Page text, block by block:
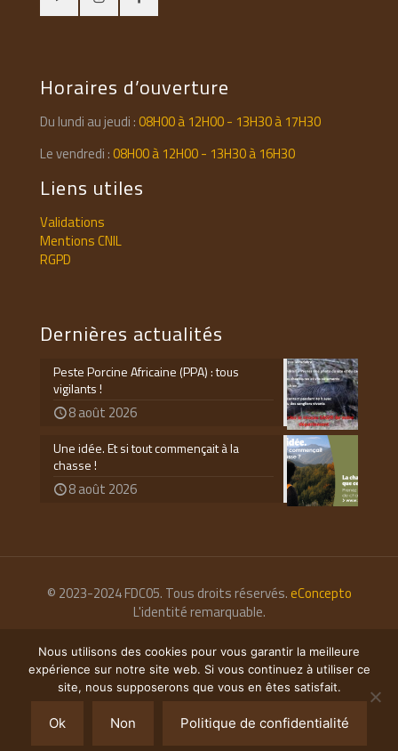
Horaires d’ouverture
Du lundi au jeudi :08H00 à 12H00 - 13H30 à 17H30
Le vendredi :08H00 à 12H00 - 13H30 à 16H30
Liens utiles
Validations
Mentions CNIL
RGPD
Dernières actualités
Peste Porcine Africaine (PPA) : tous
vigilants !
8 août 2026
Une idée. Et si tout commençait à la
chasse !
8 août 2026
© 2023-2024 FDC05. Tous droits réservés.eConcepto
L'identité remarquable.
Nous utilisons des cookies pour vous garantir la meilleure
expérience sur notre site web. Si vous continuez à utiliser ce
site, nous supposerons que vous en êtes satisfait.
Ok Non Politique de confidentialité